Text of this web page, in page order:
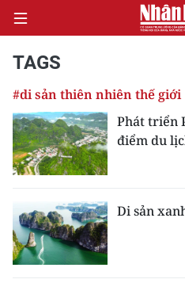
CHÍNH TRỊ
KINH TẾ
XÃ HỘI
PHÁP LUẬT
TAGS
#di sản thiên nhiên thế giới
Phát triển
điểm du
Di sản